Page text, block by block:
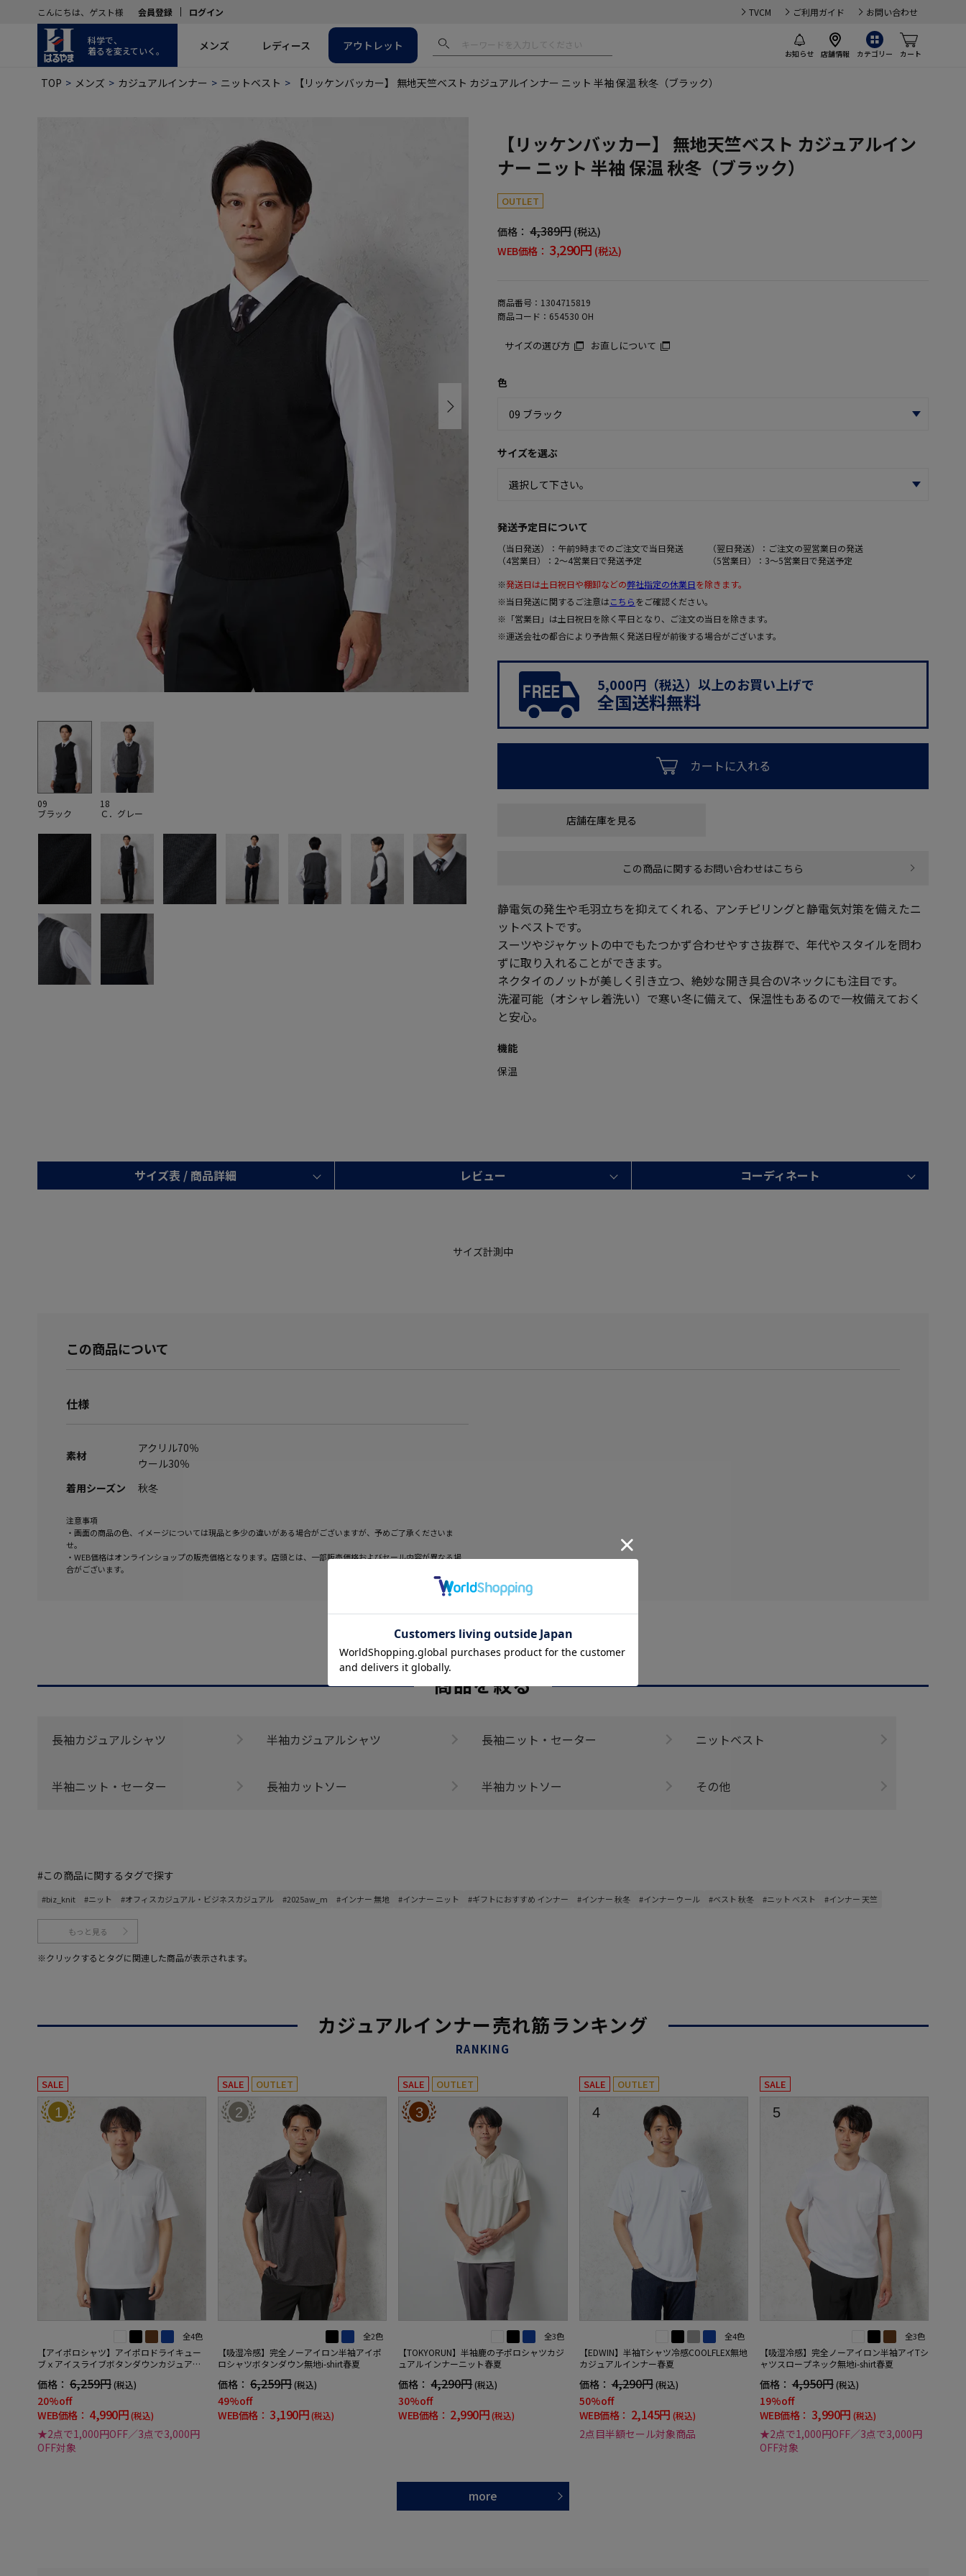
こんにちは、ゲスト様 会員登録 ログイン TVCM ご利用ガイド お問い合わせ
科学で、
着るを変えていく。
お知らせ 店舗情報 カテゴリー カート
メンズ レディース アウトレット
TOP メンズ カジュアルインナー ニットベスト 【リッケンバッカー】 無地天竺ベスト カジュアルインナー ニット 半袖 保温 秋冬（ブラック）
09
ブラック
18
Ｃ．グレー
【リッケンバッカー】 無地天竺ベスト カジュアルイン
ナー ニット 半袖 保温 秋冬（ブラック）
OUTLET
価格： 4,389円 (税込)
WEB価格： 3,290円 (税込)
商品番号： 1304715819
商品コード： 654530 OH
サイズの選び方 お直しについて
色
サイズを選ぶ
発送予定日について
（当日発送）：午前9時までのご注文で当日発送
（翌日発送）：ご注文の翌営業日の発送
（4営業日）：2～4営業日で発送予定
（5営業日）：3～5営業日で発送予定
※発送日は土日祝日や棚卸などの弊社指定の休業日を除きます。
※当日発送に関するご注意はこちらをご確認ください。
※「営業日」は土日祝日を除く平日となり、ご注文の当日を除きます。
※運送会社の都合により予告無く発送日程が前後する場合がございます。
5,000円（税込）以上のお買い上げで
全国送料無料
カートに入れる
店舗在庫を見る
この商品に関するお問い合わせはこちら
静電気の発生や毛羽立ちを抑えてくれる、アンチピリングと静電気対策を備えたニ
ットベストです。
スーツやジャケットの中でもたつかず合わせやすさ抜群で、年代やスタイルを問わ
ずに取り入れることができます。
ネクタイのノットが美しく引き立つ、絶妙な開き具合のVネックにも注目です。
洗濯可能（オシャレ着洗い）で寒い冬に備えて、保温性もあるので一枚備えておく
と安心。
機能
保温
サイズ表 / 商品詳細 レビュー コーディネート
サイズ計測中
この商品について
仕様
素材
アクリル70％
ウール30％
着用シーズン
秋冬
注意事項
・画面の商品の色、イメージについては現品と多少の違いがある場合がございますが、予めご了承くださいま
せ。
・WEB価格はオンラインショップの販売価格となります。店頭とは、一部販売価格およびセール内容が異なる場
合がございます。
商品を絞る
長袖カジュアルシャツ 半袖カジュアルシャツ 長袖ニット・セーター ニットベスト
半袖ニット・セーター 長袖カットソー 半袖カットソー その他
#この商品に関するタグで探す
#biz_knit #ニット #オフィスカジュアル・ビジネスカジュアル #2025aw_m #インナー 無地 #インナー ニット #ギフトにおすすめ インナー #インナー 秋冬 #インナー ウール #ベスト 秋冬 #ニット ベスト #インナー 天竺
もっと見る
※クリックするとタグに関連した商品が表示されます。
カジュアルインナー売れ筋ランキング
RANKING
SALE
1
全4色
【アイポロシャツ】アイポロドライキュー
ブｘアイスライブボタンダウンカジュアル
安定春夏
価格： 6,259円(税込)
20%off
WEB価格： 4,990円(税込)
★2点で1,000円OFF／3点で3,000円
OFF対象
SALE OUTLET
2
全2色
【吸湿冷感】完全ノーアイロン半袖アイポ
ロシャツボタンダウン無地i-shirt春夏
価格： 6,259円(税込)
49%off
WEB価格： 3,190円(税込)
SALE OUTLET
3
全3色
【TOKYORUN】半袖鹿の子ポロシャツカジ
ュアルインナーニット春夏
価格： 4,290円(税込)
30%off
WEB価格： 2,990円(税込)
SALE OUTLET
4
全4色
【EDWIN】半袖Tシャツ冷感COOLFLEX無地
カジュアルインナー春夏
価格： 4,290円 (税込)
50%off
WEB価格： 2,145円 (税込)
2点目半額セール対象商品
SALE
5
全3色
【吸湿冷感】完全ノーアイロン半袖アイTシ
ャツスロープネック無地i-shirt春夏
価格： 4,950円(税込)
19%off
WEB価格： 3,990円 (税込)
★2点で1,000円OFF／3点で3,000円
OFF対象
more